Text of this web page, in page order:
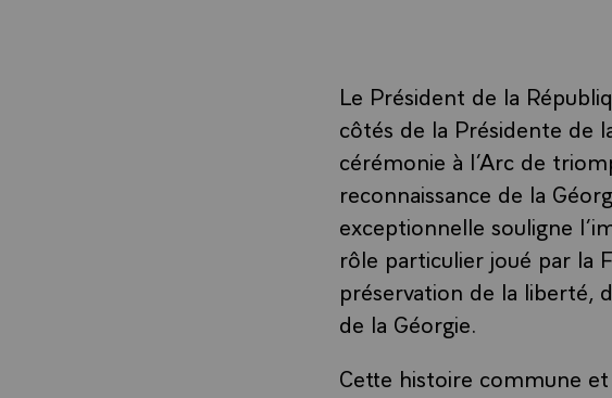
Le Président de la
côtés de la Présidente de
cérémonie à l’Arc de
reconnaissance de la
exceptionnelle souligne
rôle particulier joué par la
préservation de la liberté,
de la Géorgie.
Cette histoire commune